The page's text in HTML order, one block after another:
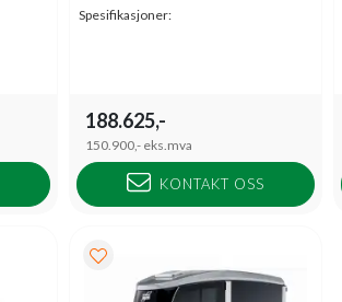
Spesifikasjoner:
188.625,-
150.900,- eks.mva
KONTAKT OSS